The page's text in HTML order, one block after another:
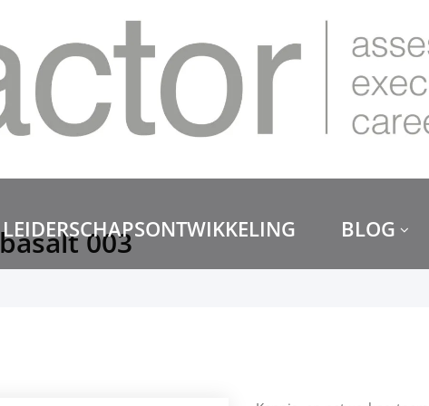
LEIDERSCHAPSONTWIKKELING BLOG
basalt 003